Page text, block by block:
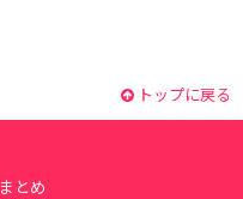
トップに戻る
まとめ